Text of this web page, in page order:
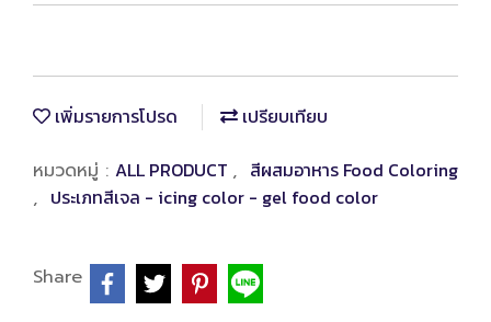
เพิ่มรายการโปรด เปรียบเทียบ
หมวดหมู่ : ALL PRODUCT , สีผสมอาหาร Food Coloring
, ประเภทสีเจล - icing color - gel food color
Share